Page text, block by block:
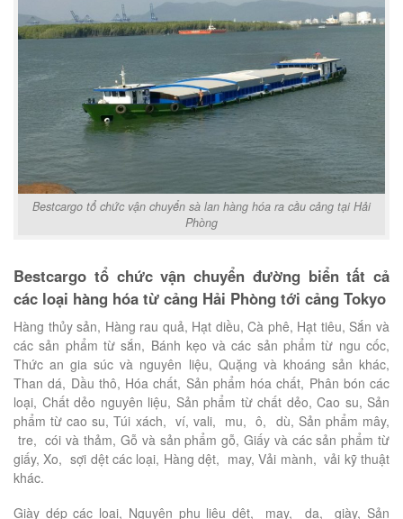
Bestcargo tổ chức vận chuyển sà lan hàng hóa ra cầu cảng tại Hải
Phòng
Bestcargo tổ chức vận chuyển đường biển tất cả
các loại hàng hóa từ cảng Hải Phòng tới cảng Tokyo
Hàng thủy sản, Hàng rau quả, Hạt diều, Cà phê, Hạt tiêu, Sắn và
các sản phẩm từ sắn, Bánh kẹo và các sản phẩm từ ngu cốc,
Thức an gia súc và nguyên liệu, Quặng và khoáng sản khác,
Than dá, Dầu thô, Hóa chất, Sản phẩm hóa chất, Phân bón các
loại, Chất dẻo nguyên liệu, Sản phẩm từ chất dẻo, Cao su, Sản
phẩm từ cao su, Túi xách, ví, vali, mu, ô, dù, Sản phẩm mây,
tre, cói và thảm, Gỗ và sản phẩm gỗ, Giấy và các sản phẩm từ
giấy, Xo, sợi dệt các loại, Hàng dệt, may, Vải mành, vải kỹ thuật
khác.
Giày dép các loại, Nguyên phụ liệu dệt, may, da, giày, Sản